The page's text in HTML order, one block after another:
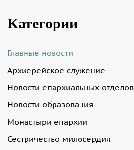
Категории
Главные новости
Архиерейское служение
Новости епархиальных отделов
Новости образования
Монастыри епархии
Сестричество милосердия